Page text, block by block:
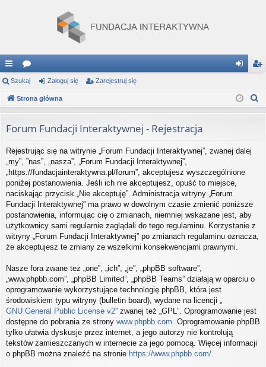
ię
ce
…
or
a og
ę
ej
Szukaj Zaloguj się Zarejestruj się
Strona główna
Forum Fundacji Interaktywnej - Rejestracja
Rejestrując się na witrynie „Forum Fundacji Interaktywnej”, zwanej dalej
„my”, ”nas”, „nasza”, „Forum Fundacji Interaktywnej”,
„https://fundacjainteraktywna.pl/forum”, akceptujesz wyszczególnione
poniżej postanowienia. Jeśli ich nie akceptujesz, opuść to miejsce,
naciskając przycisk „Nie akceptuję”. Administracja witryny „Forum
Fundacji Interaktywnej” ma prawo w dowolnym czasie zmienić poniższe
postanowienia, informując cię o zmianach, niemniej wskazane jest, aby
użytkownicy sami regularnie zaglądali do tego regulaminu. Korzystanie z
witryny „Forum Fundacji Interaktywnej” po zmianach regulaminu oznacza,
że akceptujesz te zmiany ze wszelkimi konsekwencjami prawnymi.
Nasze fora zwane też „one”, „ich”, „je”, „phpBB software”,
„www.phpbb.com”, „phpBB Limited”, „phpBB Teams” działają w oparciu o
oprogramowanie wykorzystujące technologię phpBB, która jest
środowiskiem typu witryny (bulletin board), wydane na licencji „
GNU General Public License v2” zwanej też „GPL”. Oprogramowanie jest
dostępne do pobrania ze strony www.phpbb.com . Oprogramowanie phpBB
tylko ułatwia dyskusje przez internet, a jego autorzy nie kontrolują
tekstów zamieszczanych w internecie za jego pomocą. Więcej informacji
o phpBB można znaleźć na stronie https://www.phpbb.com/